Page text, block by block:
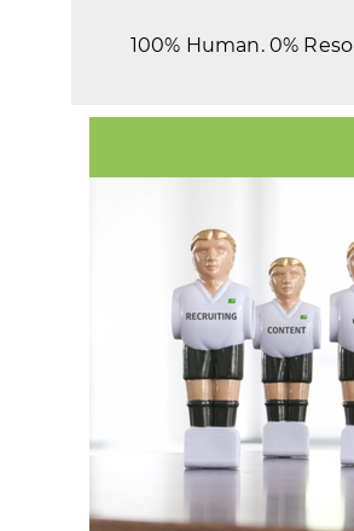
100% Human. 0%